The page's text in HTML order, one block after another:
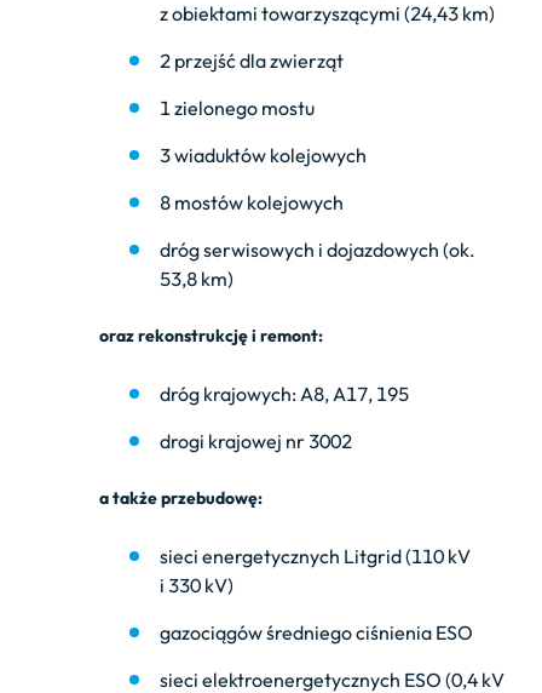
z obiektami towarzyszącymi (24,43 km)
2 przejść dla zwierząt
1 zielonego mostu
3 wiaduktów kolejowych
8 mostów kolejowych
dróg serwisowych i dojazdowych (ok.
53,8 km)
oraz rekonstrukcję i remont:
dróg krajowych: A8, A17, 195
drogi krajowej nr 3002
a także przebudowę:
sieci energetycznych Litgrid (110 kV
i 330 kV)
gazociągów średniego ciśnienia ESO
sieci elektroenergetycznych ESO (0,4 kV